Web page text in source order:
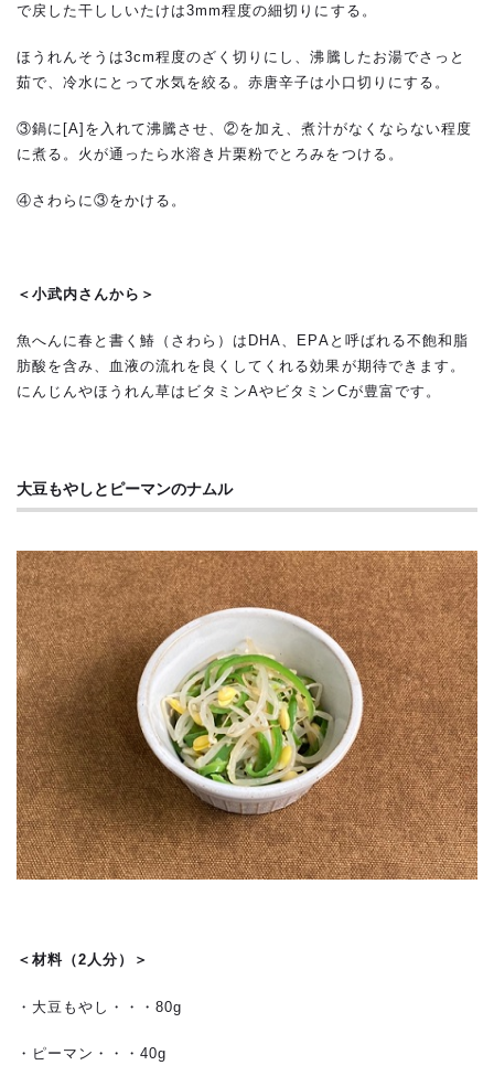
で戻した干ししいたけは3mm程度の細切りにする。
ほうれんそうは3cm程度のざく切りにし、沸騰したお湯でさっと
茹で、冷水にとって水気を絞る。赤唐辛子は小口切りにする。
③鍋に[A]を入れて沸騰させ、②を加え、煮汁がなくならない程度
に煮る。火が通ったら水溶き片栗粉でとろみをつける。
④さわらに③をかける。
＜小武内さんから＞
魚へんに春と書く鰆（さわら）はDHA、EPAと呼ばれる不飽和脂
肪酸を含み、血液の流れを良くしてくれる効果が期待できます。
にんじんやほうれん草はビタミンAやビタミンCが豊富です。
大豆もやしとピーマンのナムル
＜材料（2人分）＞
・大豆もやし・・・80g
・ピーマン・・・40g